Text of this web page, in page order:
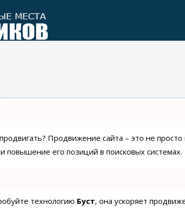
Продвижение сайта – это не
повышение его позиций в поисковых системах.
технологию Буст, она ускоряет